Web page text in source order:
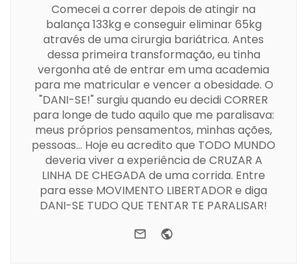
Comecei a correr depois de atingir na
balança 133kg e conseguir eliminar 65kg
através de uma cirurgia bariátrica. Antes
dessa primeira transformação, eu tinha
vergonha até de entrar em uma academia
para me matricular e vencer a obesidade. O
"DANI-SE!" surgiu quando eu decidi CORRER
para longe de tudo aquilo que me paralisava:
meus próprios pensamentos, minhas ações,
pessoas... Hoje eu acredito que TODO MUNDO
deveria viver a experiência de CRUZAR A
LINHA DE CHEGADA de uma corrida. Entre
para esse MOVIMENTO LIBERTADOR e diga
DANI-SE TUDO QUE TENTAR TE PARALISAR!
e-mail